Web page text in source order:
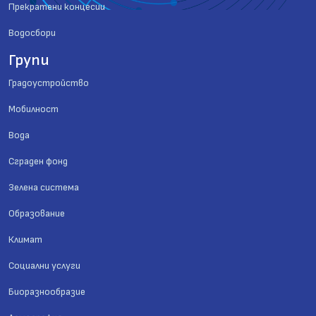
Прекратени концесии
Водосбори
Групи
Градоустройство
Мобилност
Вода
Сграден фонд
Зелена система
Образование
Климат
Социални услуги
Биоразнообразие